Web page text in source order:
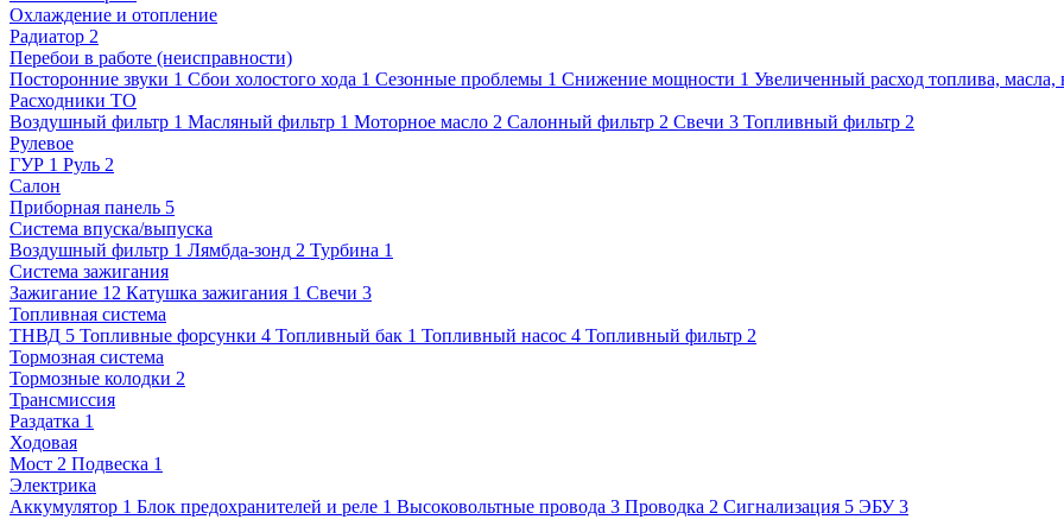
Охлаждение и отопление
Радиатор 2
Перебои в работе (неисправности)
Посторонние звуки 1 Сбои холостого хода 1 Сезонные проблемы 1 Снижение мощности 1 Увеличенный расход топлива, масла,
Расходники ТО
Воздушный фильтр 1 Масляный фильтр 1 Моторное масло 2 Салонный фильтр 2 Свечи 3 Топливный фильтр 2
Рулевое
ГУР 1 Руль 2
Салон
Приборная панель 5
Система впуска/выпуска
Воздушный фильтр 1 Лямбда-зонд 2 Турбина 1
Система зажигания
Зажигание 12 Катушка зажигания 1 Свечи 3
Топливная система
ТНВД 5 Топливные форсунки 4 Топливный бак 1 Топливный насос 4 Топливный фильтр 2
Тормозная система
Тормозные колодки 2
Трансмиссия
Раздатка 1
Ходовая
Мост 2 Подвеска 1
Электрика
Аккумулятор 1 Блок предохранителей и реле 1 Высоковольтные провода 3 Проводка 2 Сигнализация 5 ЭБУ 3